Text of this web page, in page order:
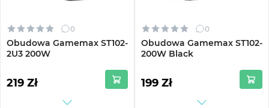
0
Obudowa Gamemax ST102-
2U3 200W
219 Zł
0
Obudowa Gamemax ST102-
200W Black
199 Zł